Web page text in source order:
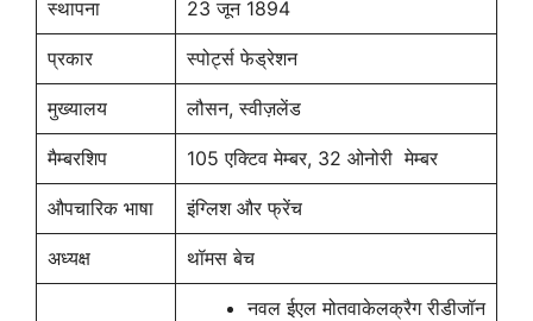
स्थापना 23 जून 1894
प्रकार स्पोर्ट्स फेड्रेशन
मुख्यालय लौसन, स्वीज़लेंड
मैम्बरशिप 105 एक्टिव मेम्बर, 32 ओनोरी मेम्बर
औपचारिक भाषा इंग्लिश और फ्रेंच
अध्यक्ष थॉमस बेच
नवल ईएल मोतवाकेलक्रैग रीडीजॉन